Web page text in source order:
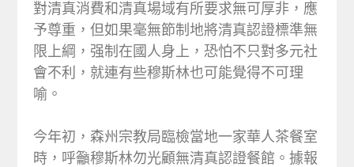
對清真消費和清真場域有所要求無可厚非，應
予尊重，但如果毫無節制地將清真認證標準無
限上綱，强制在國人身上，恐怕不只對多元社
會不利，就連有些穆斯林也可能覺得不可理
喻。
今年初，森州宗教局臨檢當地一家華人茶餐室
時，呼籲穆斯林勿光顧無清真認證餐館。據報